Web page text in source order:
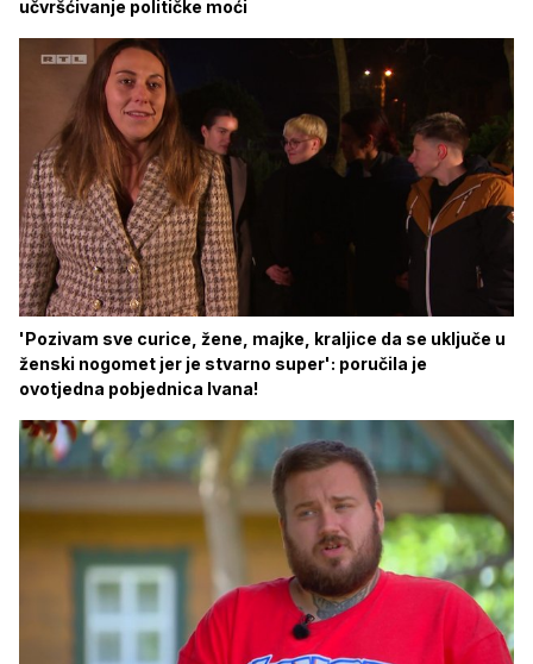
učvršćivanje političke moći
'Pozivam sve curice, žene, majke, kraljice da se uključe u
ženski nogomet jer je stvarno super': poručila je
ovotjedna pobjednica Ivana!